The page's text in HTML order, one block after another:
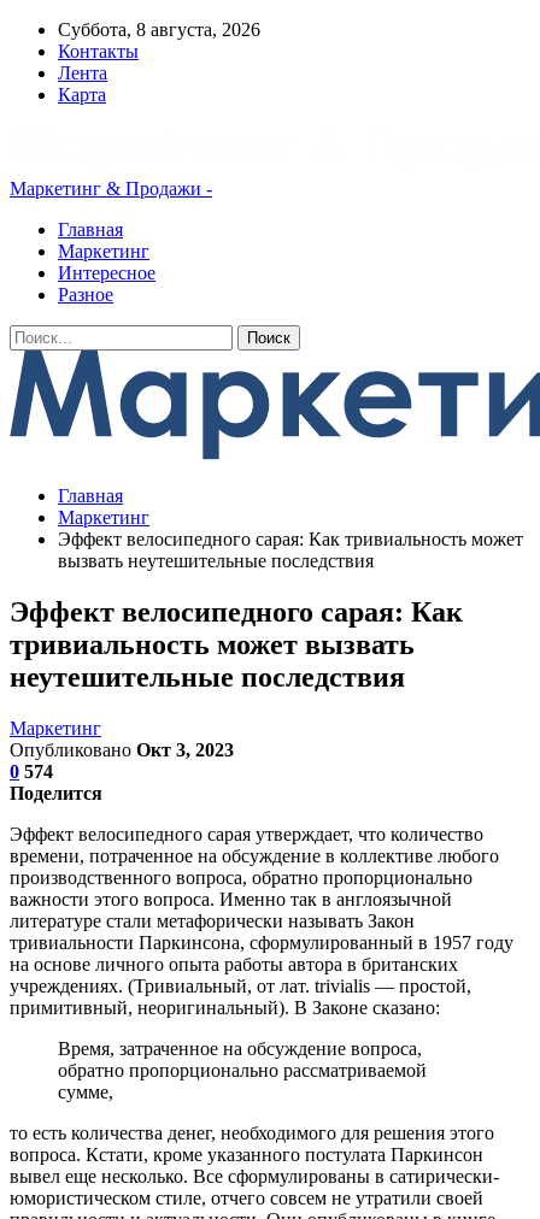
Суббота, 8 августа, 2026
Контакты
Лента
Карта
Маркетинг & Продажи -
Главная
Маркетинг
Интересное
Разное
Главная
Маркетинг
Эффект велосипедного сарая: Как тривиальность может
вызвать неутешительные последствия
Эффект велосипедного сарая: Как
тривиальность может вызвать
неутешительные последствия
Маркетинг
Опубликовано Окт 3, 2023
0 574
Поделится
Эффект велосипедного сарая утверждает, что количество
времени, потраченное на обсуждение в коллективе любого
производственного вопроса, обратно пропорционально
важности этого вопроса. Именно так в англоязычной
литературе стали метафорически называть Закон
тривиальности Паркинсона, сформулированный в 1957 году
на основе личного опыта работы автора в британских
учреждениях. (Тривиальный, от лат. trivialis — простой,
примитивный, неоригинальный). В Законе сказано:
Время, затраченное на обсуждение вопроса,
обратно пропорционально рассматриваемой
сумме,
то есть количества денег, необходимого для решения этого
вопроса. Кстати, кроме указанного постулата Паркинсон
вывел еще несколько. Все сформулированы в сатирически-
юмористическом стиле, отчего совсем не утратили своей